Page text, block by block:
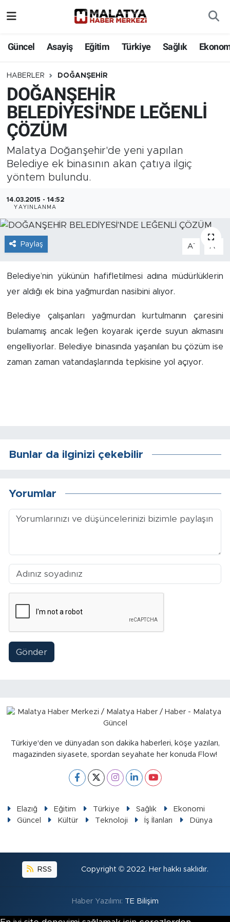
Güncel Asayiş Eğitim Türkiye Sağlık
HABERLER DOĞANŞEHIR
DOĞANŞEHİR
BELEDİYESİ'NDE LEĞENLİ
ÇÖZÜM
Malatya Doğanşehir'de yeni yapılan
Belediye ek binasının akan çatıya ilgiç
yöntem bulundu.
14.03.2015 - 14:52
YAYINLANMA
Paylaş A- A
Belediye’nin yükünün hafifletilmesi adına müdürlüklerin
yer aldığı ek bina yağmurdan nasibini alıyor.
Belediye çalışanları yağmurdan kurtulmanın çaresini
bulamamış ancak leğen koyarak içerde suyun akmasını
engelliyorlar. Belediye binasında yaşanılan bu çözüm ise
zaman zaman vatandaşlarında tepkisine yol açıyor.
Bunlar da ilginizi çekebilir
Yorumlar
Gönder
Türkiye'den ve dünyadan son dakika haberleri, köşe yazıları,
magazinden siyasete, spordan seyahate her konuda Flow!
Elazığ Eğitim Türkiye Sağlık
Ekonomi
Güncel
Kültür Teknoloji İş İlanları Dünya
RSS Copyright © 2022. Her hakkı saklıdır.
Haber Yazılımı: TE Bilişim
Eğitim
Türkiye
Sağlık
Güncel
Kültür
Teknoloji
İş İlanları
Dünya
Yazıhan
Kuluncak
Arapgir
Battalgazi
Doğanşehir
Kale
Pütürge
Siyaset
Adıyaman